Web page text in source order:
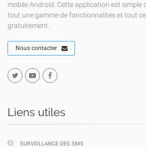
mobile Android. Cette application est simple
tout une gamme de fonctionnalités et tout
gratuitement.
Nous contacter
Liens utiles
SURVEILLANCE DES SMS